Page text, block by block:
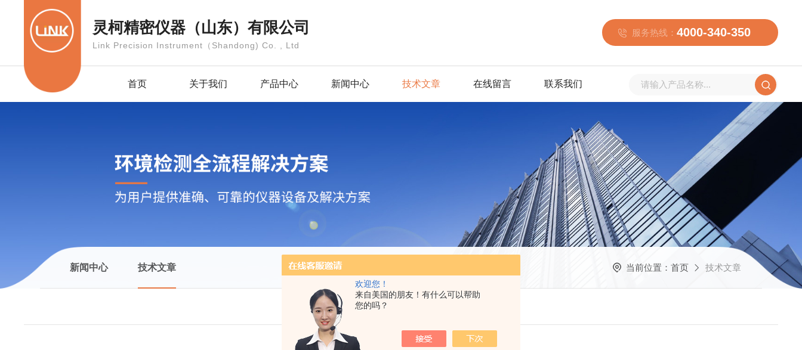
欢迎您！
来自美国的朋友！有什么可以帮助
您的吗？
灵柯精密仪器（山东）有限公司
Link Precision Instrument（Shandong) Co. , Ltd
服务热线： 4000-340-350
首页 关于我们 产品中心 新闻中心 技术文章 在线留言 联系我们
新闻中心 技术文章 当前位置： 首页 技术文章